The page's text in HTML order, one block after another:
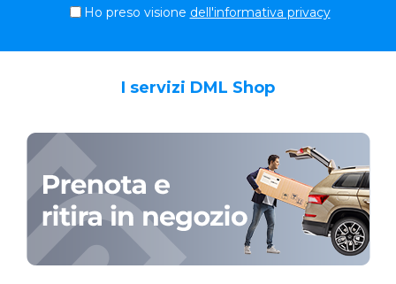
Ho preso visione dell'informativa privacy
I servizi DML Shop